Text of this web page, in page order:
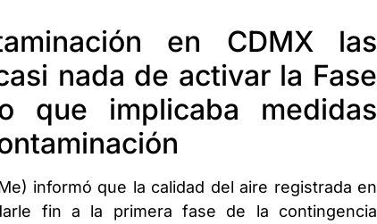
en CDMX las
nada de activar la Fase
que implicaba medidas
informó que la calidad del aire registrada en
fin a la primera fase de la contingencia